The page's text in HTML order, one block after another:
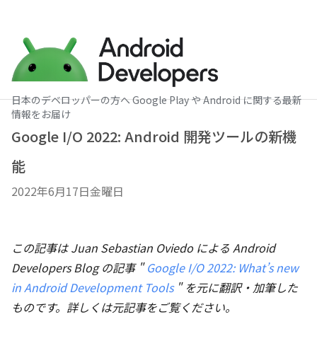
日本のデベロッパーの方へ Google Play や Android に関する最新
情報をお届け
Google I/O 2022: Android 開発ツールの新機
能
2022年6月17日金曜日
この記事は Juan Sebastian Oviedo による Android
Developers Blog の記事 "Google I/O 2022: What’s new
in Android Development Tools" を元に翻訳・加筆した
ものです。詳しくは元記事をご覧ください。